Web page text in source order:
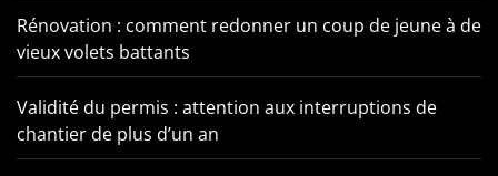
Rénovation : comment redonner un coup de jeune à de
vieux volets battants
Validité du permis : attention aux interruptions de
chantier de plus d’un an